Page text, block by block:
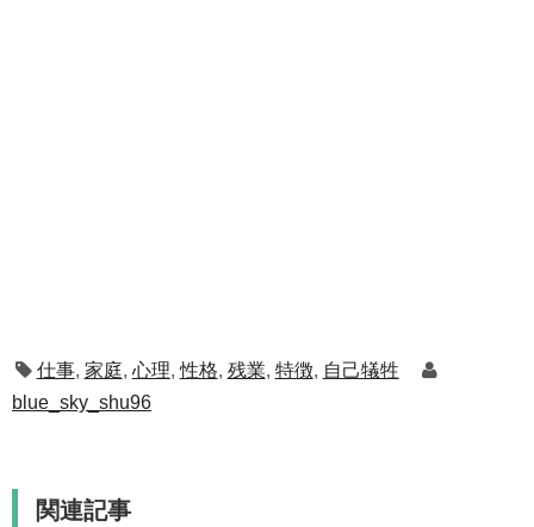
仕事, 家庭, 心理,性格, 残業, 特徴, 自己犠牲
blue_sky_shu96
関連記事